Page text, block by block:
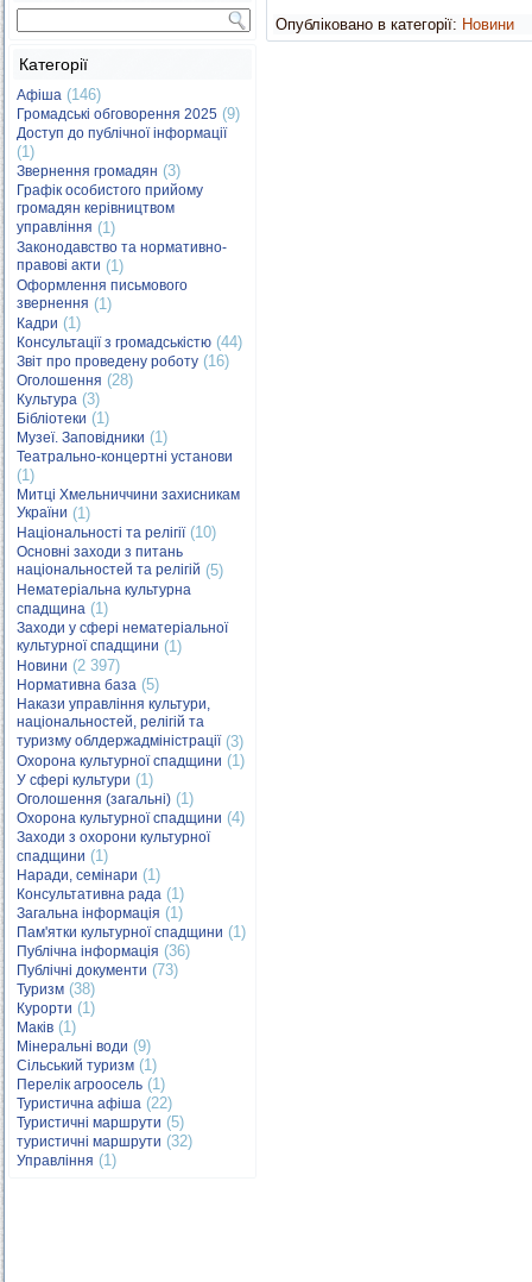
Категорії
Афіша (146)
Громадські обговорення 2025 (9)
Доступ до публічної інформації
(1)
Звернення громадян (3)
Графік особистого прийому
громадян керівництвом
управління (1)
Законодавство та нормативно-
правові акти (1)
Оформлення письмового
звернення (1)
Кадри (1)
Консультації з громадськістю (44)
Звіт про проведену роботу (16)
Оголошення (28)
Культура (3)
Бібліотеки (1)
Музеї. Заповідники (1)
Театрально-концертні установи
(1)
Митці Хмельниччини захисникам
України (1)
Національності та релігії(10)
Основні заходи з питань
національностей та релігій (5)
Нематеріальна культурна
спадщина (1)
Заходи у сфері нематеріальної
культурної спадщини (1)
Новини (2 397)
Нормативна база (5)
Накази управління культури,
національностей, релігій та
туризму облдержадміністрації(3)
Охорона культурної спадщини (1)
У сфері культури (1)
Оголошення (загальні) (1)
Охорона культурної спадщини (4)
Заходи з охорони культурної
спадщини (1)
Наради, семінари (1)
Консультативна рада (1)
Загальна інформація (1)
Пам'ятки культурної спадщини (1)
Публічна інформація (36)
Публічні документи (73)
Туризм (38)
Курорти (1)
Маків (1)
Мінеральні води (9)
Сільський туризм (1)
Перелік агроосель (1)
Туристична афіша (22)
Туристичні маршрути (5)
туристичні маршрути (32)
Управління (1)
Опубліковано в категорії: Новини